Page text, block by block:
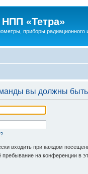
«Тетра»
приборы радиационного
вы должны
входить при каждом
на конференции в